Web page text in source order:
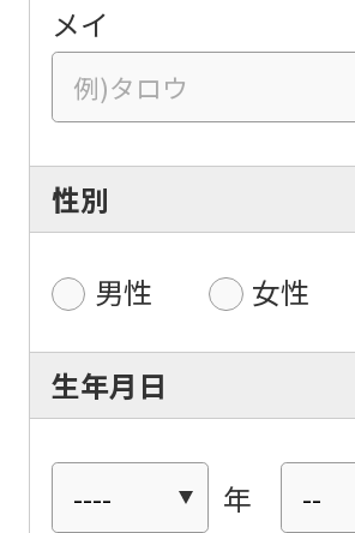
メイ
性別
男性 女性
生年月日
年